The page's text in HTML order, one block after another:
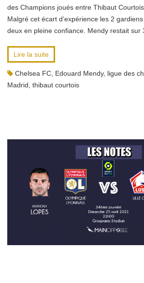
des Champions joués entre Thibaut
Malgré cet écart d’expérience les 2
deux en pleine confiance. Mendy restait sur
Lire la suite
Chelsea FC Edouard Mendy, ligue des
Madrid thibaut courtois